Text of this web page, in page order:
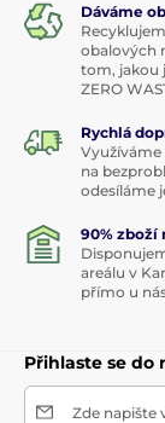
Dáváme
obalových
tom, jakou
ZERO
Rychlá
Využíváme
na
odesíláme
90% zboží
areálu v
přímo u
Přihlaste se do
Zde napište